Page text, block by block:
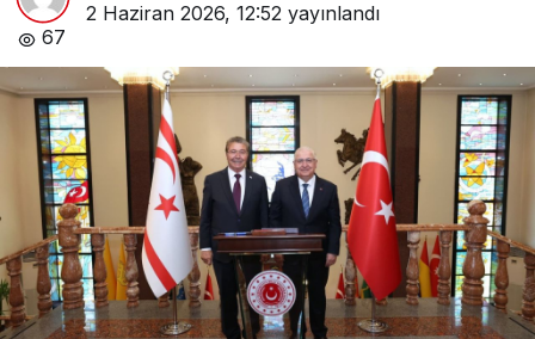
2 Haziran 2026, 12:52 yayınlandı
67